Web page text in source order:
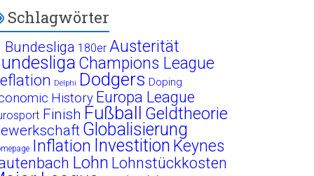
Schlagwörter
Bundesliga 180er Austerität
Champions League
Delphi Dodgers Doping
History Europa League
Finish Fußball Geldtheorie
Globalisierung
Inflation Investition Keynes
Lohn Lohnstückkosten